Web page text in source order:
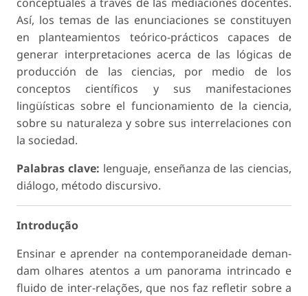
Así, los temas de las enunciaciones se constituyen
en planteamientos teórico-prácticos capaces de
generar interpretaciones acerca de las lógicas de
producción de las ciencias, por medio de los
conceptos científicos y sus manifestaciones
lingüísticas sobre el funcionamiento de la ciencia,
sobre su naturaleza y sobre sus interrelaciones con
la sociedad.
Palabras clave: lenguaje, enseñanza de las ciencias,
diálogo, método discursivo.
Introdução
Ensinar e aprender na contemporaneidade deman­
dam olhares atentos a um panorama intrincado e
fluido de inter-relações, que nos faz refletir sobre a